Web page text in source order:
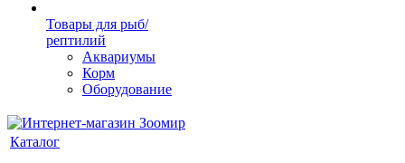
Товары для рыб/
рептилий
Аквариумы
Корм
Оборудование
Каталог